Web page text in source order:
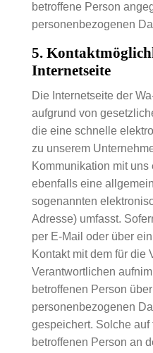
betroffene Person
personenbezogenen
5.
Internetseite
Die Internetseite der
aufgrund von
die eine schnelle
zu unserem
Kommunikation mit
ebenfalls eine
sogenannten
Adresse) umfasst.
per E-Mail oder über
Kontakt mit dem für die
Verantwortlichen
betroffenen Person
personenbezogenen
gespeichert. Solche
betroffenen Person an